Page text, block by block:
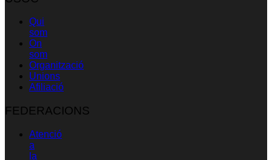
Qui
som
On
som
Organització
Unions
Afiliació
FEDERACIONS
Atenció
a
la